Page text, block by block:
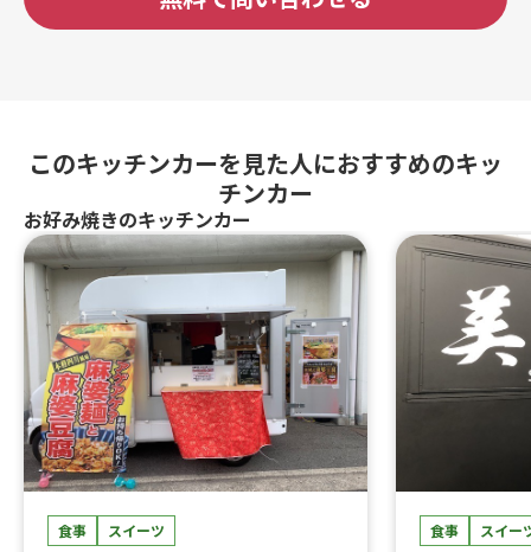
このキッチンカーを見た人におすすめのキッ
チンカー
お好み焼きのキッチンカー
食事 スイーツ 食事 スイー